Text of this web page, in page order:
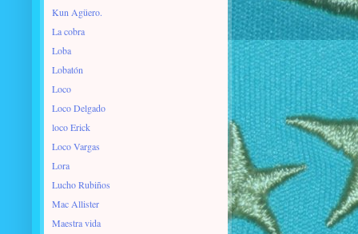
Kun Agüero.
La cobra
Loba
Lobatón
Loco
Loco Delgado
loco Erick
Loco Vargas
Lora
Lucho Rubiños
Mac Allister
Maestra vida